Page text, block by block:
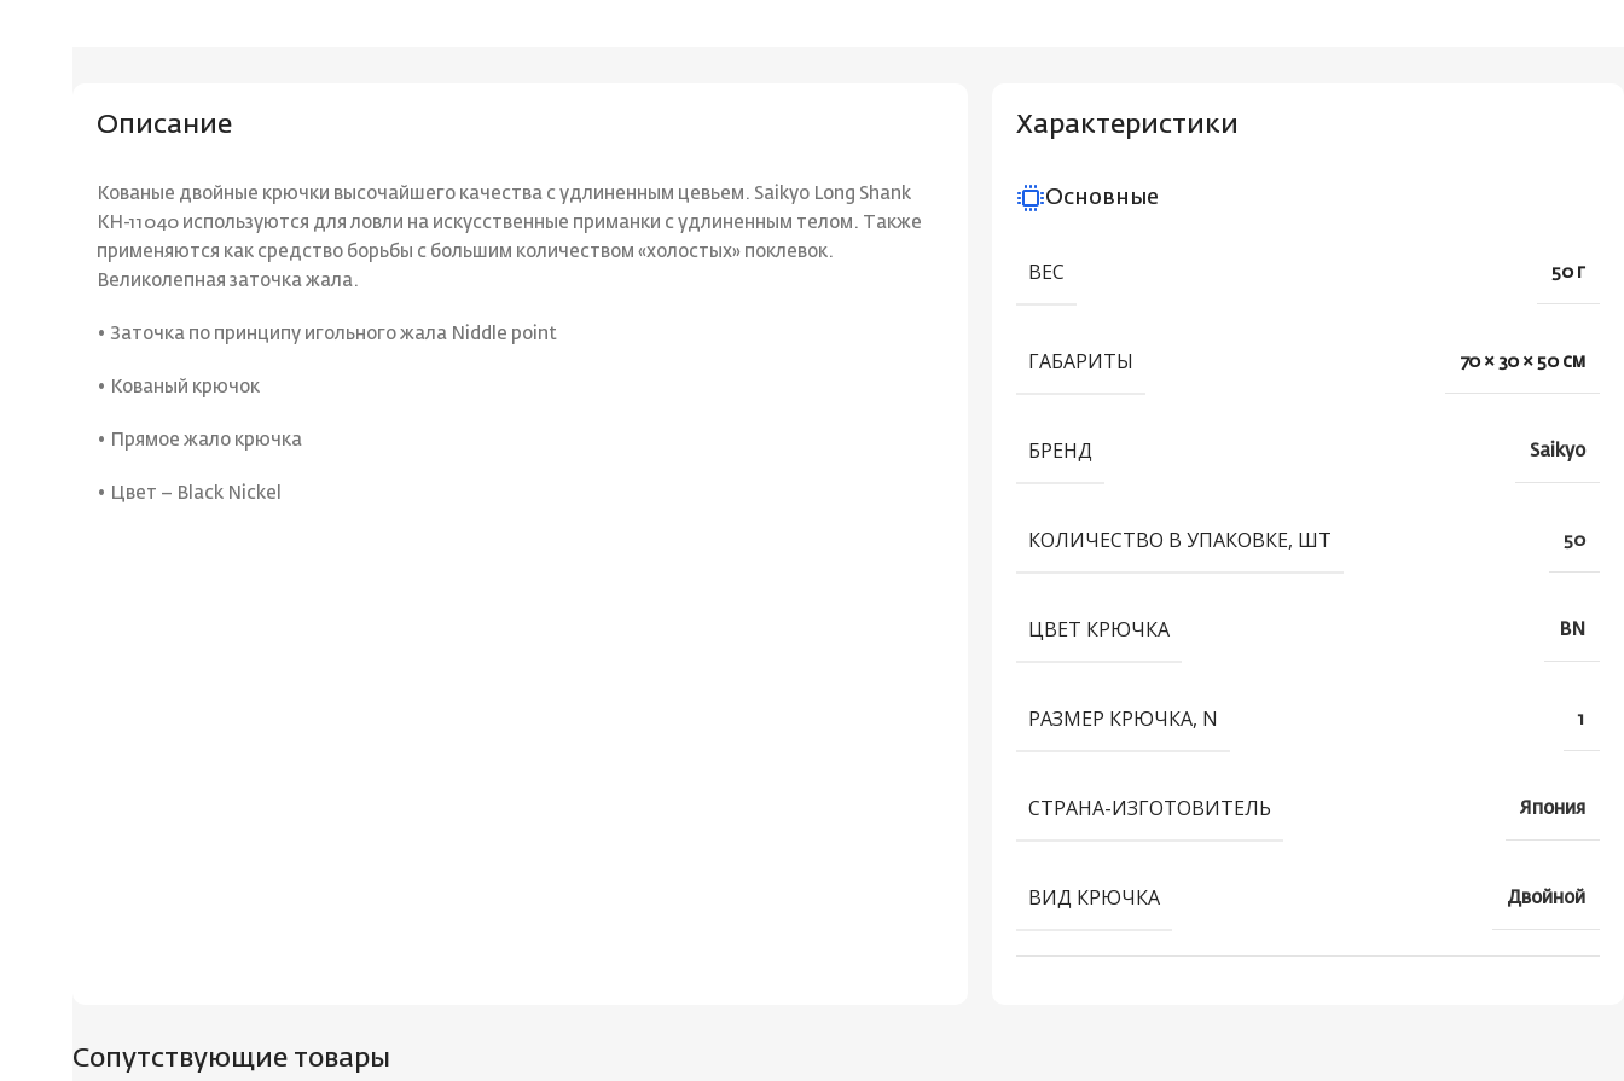
Описание
Кованые двойные крючки высочайшего качества с удлиненным цевьем. Saikyo Long Shank
KH-11040 используются для ловли на искусственные приманки с удлиненным телом. Также
применяются как средство борьбы с большим количеством «холостых» поклевок.
Великолепная заточка жала.
• Заточка по принципу игольного жала Niddle point
• Кованый крючок
• Прямое жало крючка
• Цвет – Black Nickel
Характеристики
Основные
ВЕС 50 г
ГАБАРИТЫ 70 × 30 × 50 см
БРЕНД Saikyo
КОЛИЧЕСТВО В УПАКОВКЕ, ШТ 50
ЦВЕТ КРЮЧКА BN
РАЗМЕР КРЮЧКА, N 1
СТРАНА-ИЗГОТОВИТЕЛЬ Япония
ВИД КРЮЧКА Двойной
Сопутствующие товары